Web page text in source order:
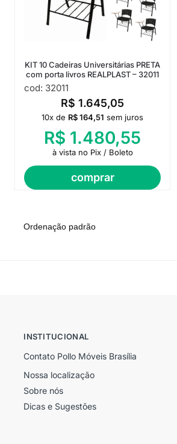
KIT 10 Cadeiras Universitárias PRETA
com porta livros REALPLAST – 32011
cod: 32011
R$ 1.645,05
comprar
10x de R$164,51 sem juros
R$ 1.480,55
à vista no Pix / Boleto
INSTITUCIONAL
Contato Pollo Móveis Brasília
Nossa localização
Sobre nós
Dicas e Sugestões